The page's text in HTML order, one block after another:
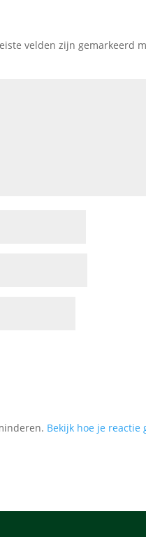
velden zijn gemarkeerd
Bekijk hoe je reactie